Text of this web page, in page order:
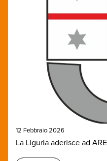
12 Febbraio 2026
La Liguria aderisce ad